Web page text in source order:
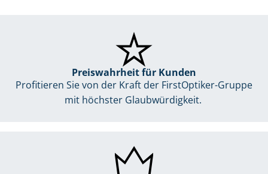
Preiswahrheit für Kunden
Profitieren Sie von der Kraft der FirstOptiker-Gruppe
mit höchster Glaubwürdigkeit.